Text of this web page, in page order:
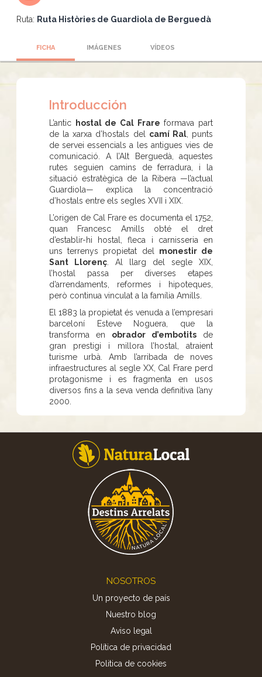
Ruta: Ruta Històries de Guardiola de Berguedà
FICHA IMÁGENES VÍDEOS
Introducción
L’antic hostal de Cal Frare formava part
de la xarxa d’hostals del camí Ral, punts
de servei essencials a les antigues vies de
comunicació. A l’Alt Berguedà, aquestes
rutes seguien camins de ferradura, i la
situació estratègica de la Ribera —l’actual
Guardiola— explica la concentració
d’hostals entre els segles XVII i XIX.
L’origen de Cal Frare es documenta el 1752,
quan Francesc Amills obté el dret
d’establir-hi hostal, fleca i carnisseria en
uns terrenys propietat del monestir de
Sant Llorenç . Al llarg del segle XIX,
l’hostal passa per diverses etapes
d’arrendaments, reformes i hipoteques,
però continua vinculat a la família Amills.
El 1883 la propietat és venuda a l’empresari
barceloní Esteve Noguera, que la
transforma en obrador d’embotits de
gran prestigi i millora l’hostal, atraient
turisme urbà. Amb l’arribada de noves
infraestructures al segle XX, Cal Frare perd
protagonisme i es fragmenta en usos
diversos fins a la seva venda definitiva l’any
2000.
NOSOTROS
Un proyecto de país
Nuestro blog
Aviso legal
Política de privacidad
Politica de cookies